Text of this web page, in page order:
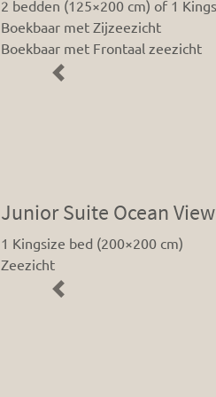
2 bedden (125×200 cm) of 1
Boekbaar met Zijzeezicht
Boekbaar met Frontaal zeezicht
Previous
Junior Suite Ocean View
1 Kingsize bed (200×200 cm)
Zeezicht
Previous